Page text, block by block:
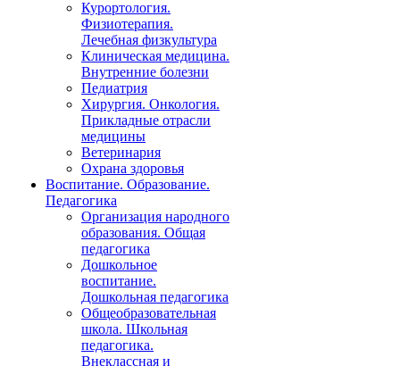
Курортология.
Физиотерапия.
Лечебная физкультура
Клиническая медицина.
Внутренние болезни
Педиатрия
Хирургия. Онкология.
Прикладные отрасли
медицины
Ветеринария
Охрана здоровья
Воспитание. Образование.
Педагогика
Организация народного
образования. Общая
педагогика
Дошкольное
воспитание.
Дошкольная педагогика
Общеобразовательная
школа. Школьная
педагогика.
Внеклассная и